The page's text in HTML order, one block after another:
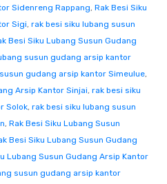
Sidenreng Rappang, Rak Besi Siku
Sigi, rak besi siku lubang susun
Besi Siku Lubang Susun Gudang
susun gudang arsip kantor
gudang arsip kantor Simeulue,
Arsip Kantor Sinjai, rak besi siku
Solok, rak besi siku lubang susun
, Rak Besi Siku Lubang Susun
Besi Siku Lubang Susun Gudang
Lubang Susun Gudang Arsip Kantor
susun gudang arsip kantor